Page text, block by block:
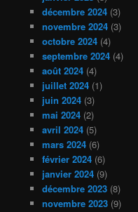
décembre 2024 (3)
novembre 2024 (3)
octobre 2024 (4)
septembre 2024 (4)
août 2024 (4)
juillet 2024 (1)
juin 2024 (3)
mai 2024 (2)
avril 2024 (5)
mars 2024 (6)
février 2024 (6)
janvier 2024 (9)
décembre 2023 (8)
novembre 2023 (9)